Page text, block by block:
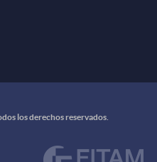
los derechos reservados.